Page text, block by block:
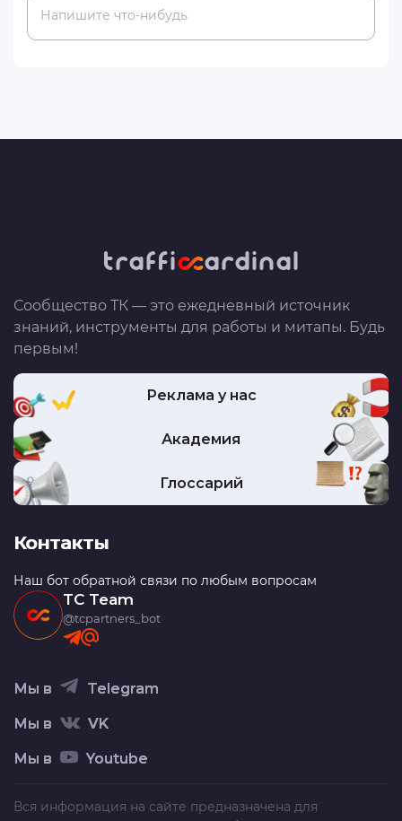
Напишите что-нибудь
Сообщество ТК — это ежедневный источник
знаний, инструменты для работы и митапы. Будь
первым!
Реклама у нас
Академия
Глоссарий
Контакты
Наш бот обратной связи по любым вопросам
TC Team
@tcpartners_bot
Мы в Telegram
Мы в VK
Мы в Youtube
Вся информация на сайте предназначена для